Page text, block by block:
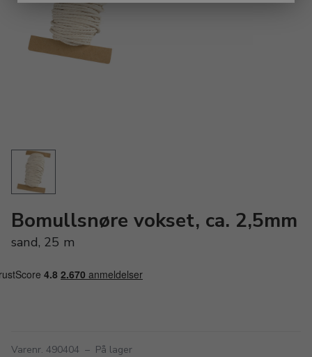
Bomullsnøre vokset, ca. 2,5mm
sand, 25 m
Varenr. 490404 – På lager